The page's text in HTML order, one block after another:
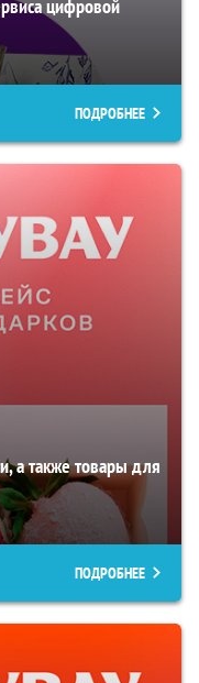
цифровой
ПОДРОБНЕЕ
а также товары для
ПОДРОБНЕЕ